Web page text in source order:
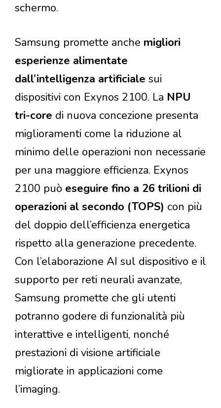
schermo.
Samsung promette anche migliori
esperienze alimentate
dall’intelligenza artificiale sui
dispositivi con Exynos 2100. La NPU
tri-core di nuova concezione presenta
miglioramenti come la riduzione al
minimo delle operazioni non necessarie
per una maggiore efficienza. Exynos
2100 può eseguire fino a 26 trilioni di
operazioni al secondo (TOPS) con più
del doppio dell’efficienza energetica
rispetto alla generazione precedente.
Con l’elaborazione AI sul dispositivo e il
supporto per reti neurali avanzate,
Samsung promette che gli utenti
potranno godere di funzionalità più
interattive e intelligenti, nonché
prestazioni di visione artificiale
migliorate in applicazioni come
l’imaging.